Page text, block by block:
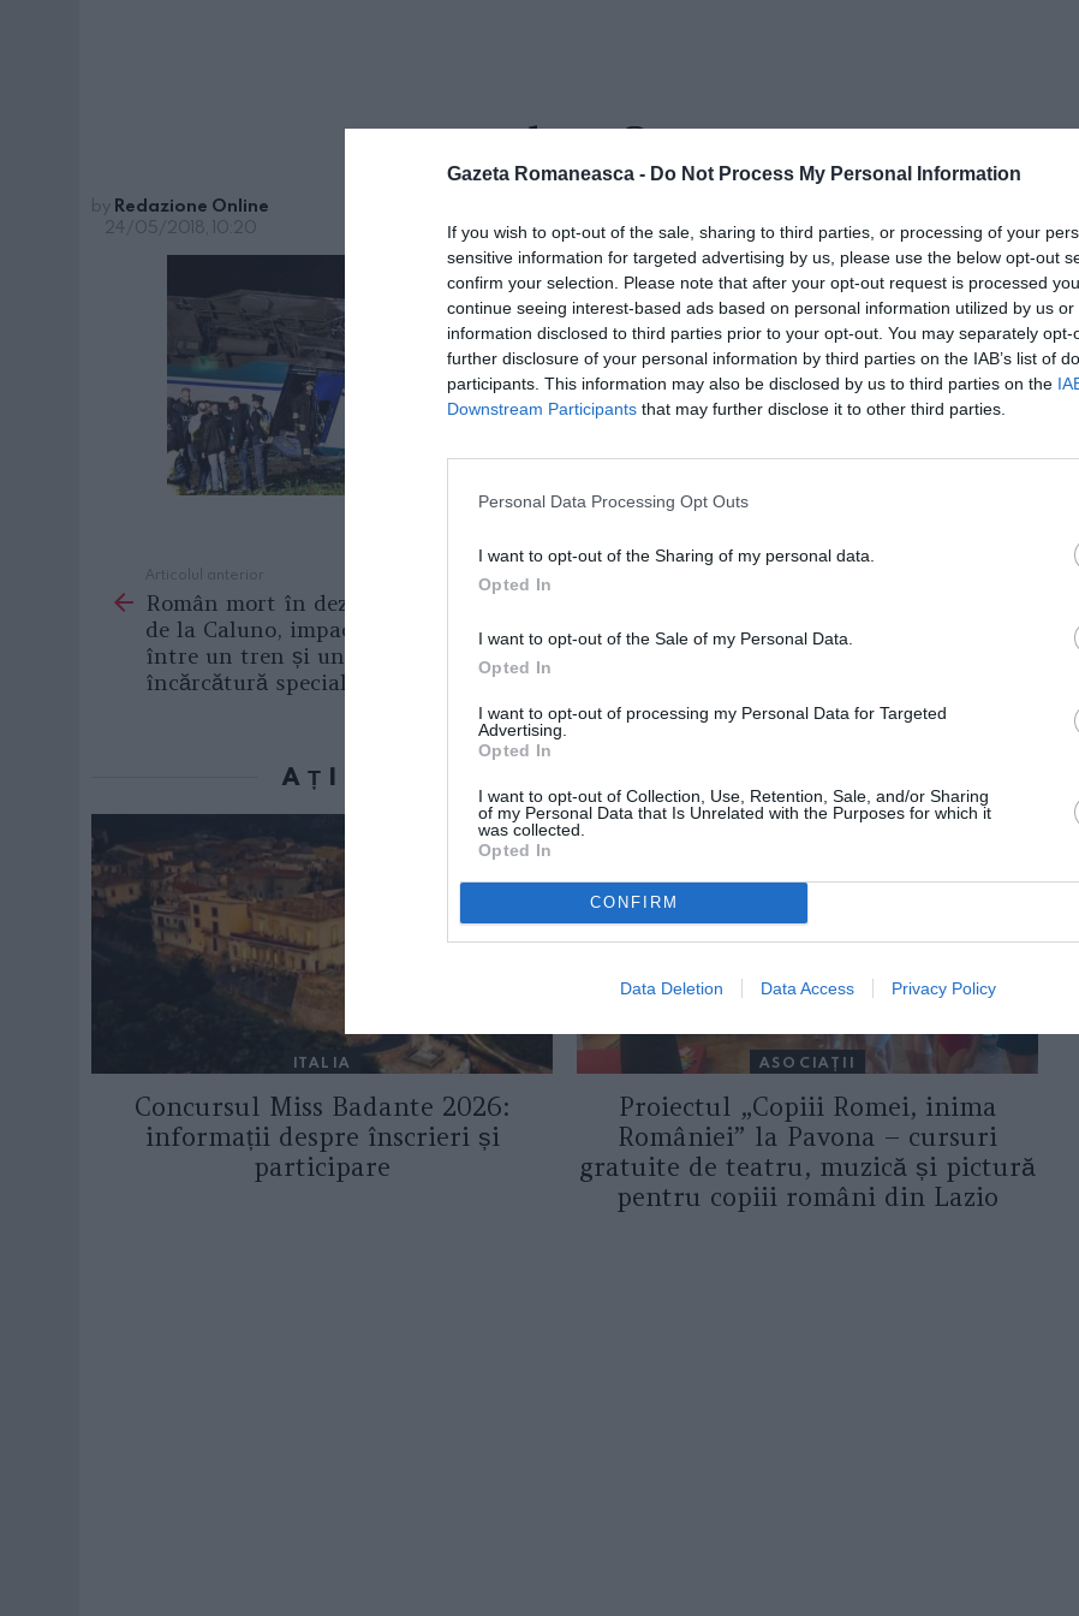
Gazeta Romaneasca - Do Not Process My Personal Information
If you wish to opt-out of the sale, sharing to third parties, or processing of your
sensitive information for targeted advertising by us, please use the below opt-out
confirm your selection. Please note that after your opt-out request is processed
continue seeing interest-based ads based on personal information utilized by us or
information disclosed to third parties prior to your opt-out. You may separately opt-
further disclosure of your personal information by third parties on the IAB’s list of
participants. This information may also be disclosed by us to third parties on the
Downstream Participants that may further disclose it to other third parties.
Personal Data Processing Opt Outs
I want to opt-out of the Sharing of my personal data.
Opted In
I want to opt-out of the Sale of my Personal Data.
Opted In
I want to opt-out of processing my Personal Data for Targeted
Advertising.
Opted In
I want to opt-out of Collection, Use, Retention, Sale, and/or Sharing
of my Personal Data that Is Unrelated with the Purposes for which it
was collected.
Opted In
CONFIRM
Data Deletion Data Access Privacy Policy
caluso2
by Redazione Online
24/05/2018, 10:20
more
Articolul anterior
Român mort în dezastrul feroviar
de la Caluno, impact devastator
între un tren și un TIR cu
încărcătură specială. VIDEO
AȚI PUTEA DORI DE ASEMENEA
ITALIA
Concursul Miss Badante 2026:
informații despre înscrieri și
participare
ASOCIAŢII
Proiectul „Copiii Romei, inima
României” la Pavona – cursuri
gratuite de teatru, muzică și pictură
pentru copiii români din Lazio